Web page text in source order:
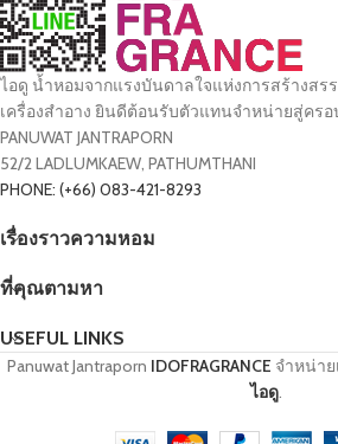
ไอดู น้ำหอมจากแรงบันดาลใจแห่งการสร้างสร
เครื่องสำอาง ยินดีต้อนรับตัวแทนจำหน่ายสู่คร
PANUWAT JANTRAPORN
52/2 LADLUMKAEW, PATHUMTHANI
PHONE: (+66) 083-421-8293
เรื่องราวความหอม
ที่คุณตามหา
USEFUL LINKS
Panuwat Jantraporn IDOFRAGRANCE จำหน่าย
ไอดู.